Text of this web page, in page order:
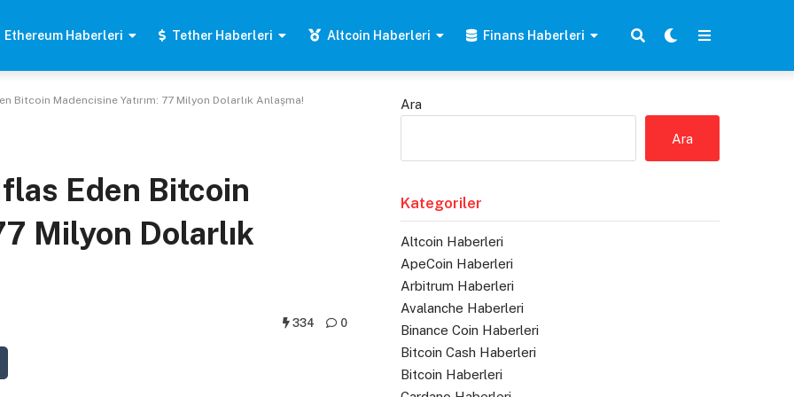
Ethereum Haberleri Tether Haberleri Altcoin Haberleri Finans Haberleri
Bitcoin Madencisine Yatırım: 77 Milyon Dolarlık Anlaşma!
Eden Bitcoin
Milyon Dolarlık
334 0
Ara
Ara
Kategoriler
Altcoin Haberleri
ApeCoin Haberleri
Arbitrum Haberleri
Avalanche Haberleri
Binance Coin Haberleri
Bitcoin Cash Haberleri
Bitcoin Haberleri